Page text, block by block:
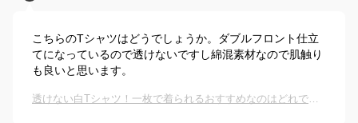
こちらのTシャツはどうでしょうか。ダブルフロント仕立
てになっているので透けないですし綿混素材なので肌触り
も良いと思います。
透けない白Tシャツ！一枚で着られるおすすめなのはどれですか？